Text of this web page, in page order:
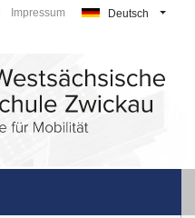
Deutsch
Impressum